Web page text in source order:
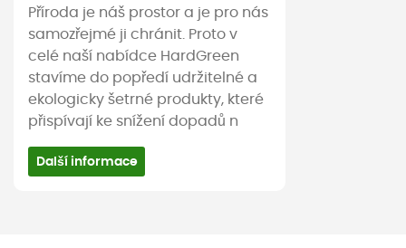
Příroda je náš prostor a je pro nás
samozřejmé ji chránit. Proto v
celé naší nabídce HardGreen
stavíme do popředí udržitelné a
ekologicky šetrné produkty, které
přispívají ke snížení dopadů n
Další informace